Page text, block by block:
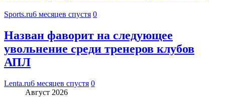
Sports.ru6 месяцев спустя 0
Назван фаворит на следующее
увольнение среди тренеров клубов
АПЛ
Lenta.ru6 месяцев спустя 0
Август 2026